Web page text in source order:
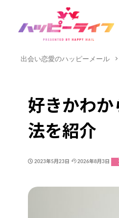
出会い恋愛のハッピーメール
好きかわか
法を紹介
2023年5月23日 2026年8月3日